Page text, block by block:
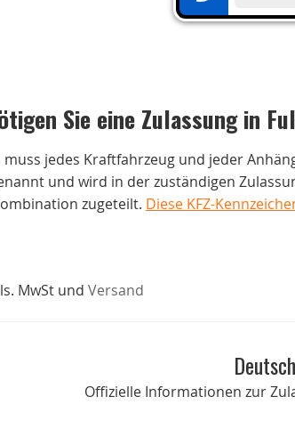
Sie eine Zulassung in
jedes Kraftfahrzeug und jeder
und wird in der zuständigen
zugeteilt. Diese KFZ-
MwSt und Versand
Offizielle Informationen zur